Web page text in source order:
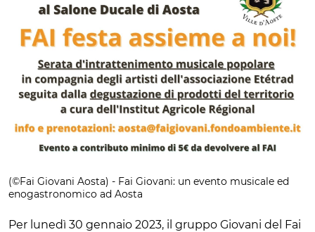
(©Fai Giovani Aosta) - Fai Giovani: un evento musicale ed
enogastronomico ad Aosta
Per lunedì 30 gennaio 2023, il gruppo Giovani del Fai